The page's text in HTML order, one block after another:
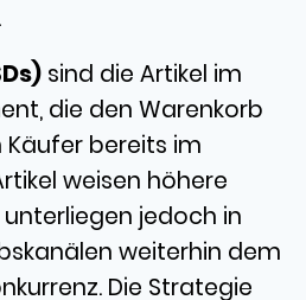
sind die Artikel im
die den Warenkorb
bereits im
weisen höhere
unterliegen jedoch in
weiterhin dem
Die Strategie